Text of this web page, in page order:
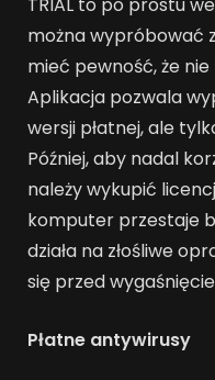
TRIAL to po prostu
można wypróbować
mieć pewność, że
Aplikacja pozwala
wersji płatnej, ale
Później, aby nadal
należy wykupić
komputer przestaje
działa na złośliwe
się przed
Płatne antywirusy